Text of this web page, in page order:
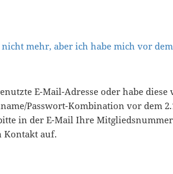
mehr, aber ich habe mich vor
E-Mail-Adresse oder habe diese
Passwort-Kombination vor dem
in der E-Mail Ihre
Kontakt auf.